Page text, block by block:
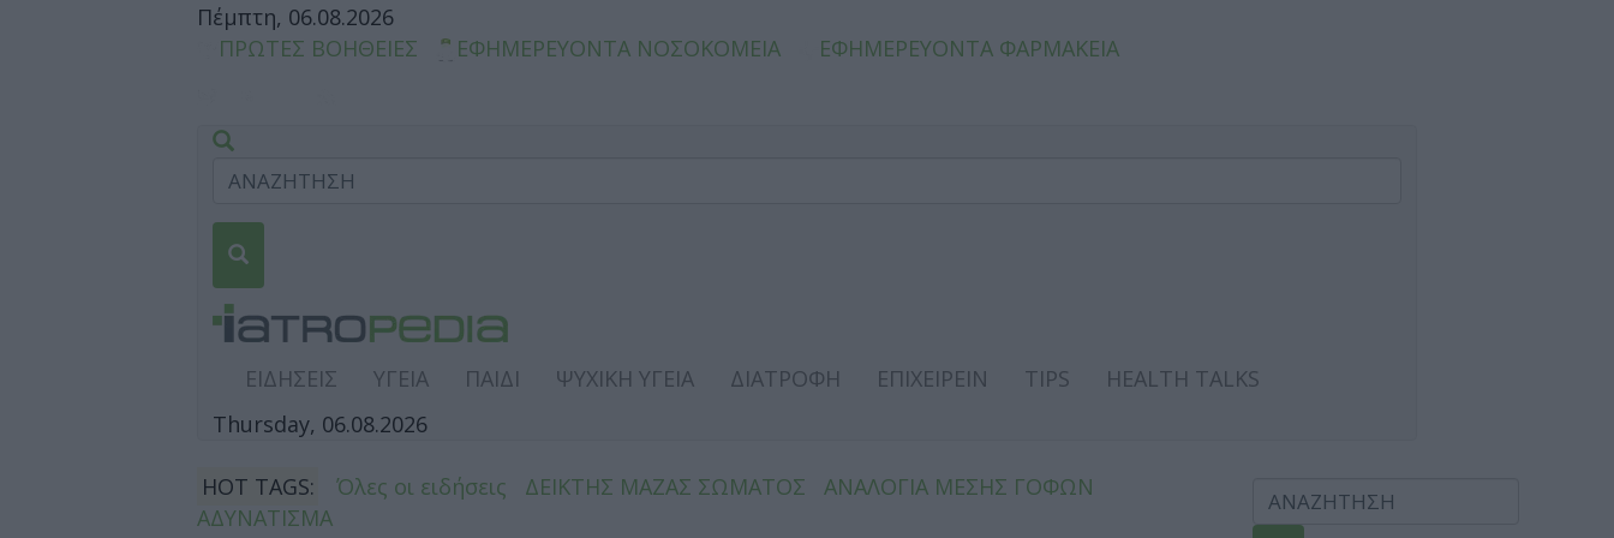
Πέμπτη, 06.08.2026
ΠΡΩΤΕΣ ΒΟΗΘΕΙΕΣ
ΕΦΗΜΕΡΕΥΟΝΤΑ ΝΟΣΟΚΟΜΕΙΑ ΕΦΗΜΕΡΕΥΟΝΤΑ ΦΑΡΜΑΚΕΙΑ
ΕΙΔΗΣΕΙΣ ΥΓΕΙΑ ΠΑΙΔΙ ΨΥΧΙΚΗ ΥΓΕΙΑ ΔΙΑΤΡΟΦΗ ΕΠΙΧΕΙΡΕΙΝ TIPS
HEALTH TALKS
Thursday, 06.08.2026
HOT TAGS: Όλες οι ειδήσεις ΔΕΙΚΤΗΣ ΜΑΖΑΣ ΣΩΜΑΤΟΣ
ΑΝΑΛΟΓΙΑ ΜΕΣΗΣ ΓΟΦΩΝ
ΑΔΥΝΑΤΙΣΜΑ